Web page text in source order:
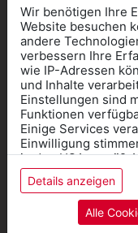
DAS
Wir benötigen Ihre
Website besuchen
andere
verbessern Ihre
wie IP-Adressen
und Inhalte
Einstellungen sind
Funktionen
Einige Services
Einwilligung
in den USA gemäß
stuft die USA als
ein, und es
Daten ohne
Details anzeigen
Alle
für die
Online Shop:
Kategorie und
AnprobeVorort